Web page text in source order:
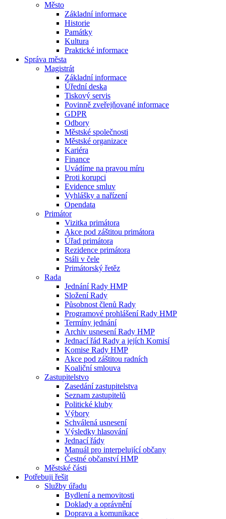
Město
Základní informace
Historie
Památky
Kultura
Praktické informace
Správa města
Magistrát
Základní informace
Úřední deska
Tiskový servis
Povinně zveřejňované informace
GDPR
Odbory
Městské společnosti
Městské organizace
Kariéra
Finance
Uvádíme na pravou míru
Proti korupci
Evidence smluv
Vyhlášky a nařízení
Opendata
Primátor
Vizitka primátora
Akce pod záštitou primátora
Úřad primátora
Rezidence primátora
Stáli v čele
Primátorský řetěz
Rada
Jednání Rady HMP
Složení Rady
Působnost členů Rady
Programové prohlášení Rady HMP
Termíny jednání
Archiv usnesení Rady HMP
Jednací řád Rady a jejích Komisí
Komise Rady HMP
Akce pod záštitou radních
Koaliční smlouva
Zastupitelstvo
Zasedání zastupitelstva
Seznam zastupitelů
Politické kluby
Výbory
Schválená usnesení
Výsledky hlasování
Jednací řády
Manuál pro interpelující občany
Čestné občanství HMP
Městské části
Potřebuji řešit
Služby úřadu
Bydlení a nemovitosti
Doklady a oprávnění
Doprava a komunikace